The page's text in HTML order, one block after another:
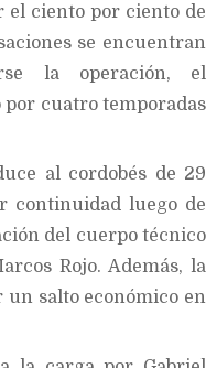
el ciento por ciento de
se encuentran
la operación, el
cuatro temporadas
al cordobés de 29
continuidad luego de
del cuerpo técnico
Rojo. Además, la
salto económico en